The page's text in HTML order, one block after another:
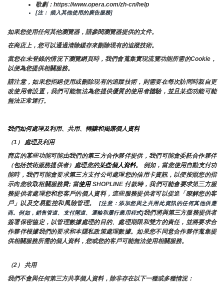
歌劇：https://www.opera.com/zh-cn/help
[注： 插入其他使用的廣告服務]
如果您使用任何其他瀏覽器，請參閱瀏覽器提供的文件。
在商店上，您可以通過清除緩存來刪除現有的追蹤技術。
當您在未登錄的情況下瀏覽網頁時，我們會蒐集實現流覽功能所需的Cookie，
以便為您提供相關服務。
請注意，如果您拒絕使用或刪除現有的追蹤技術，則需要在每次訪問時親自更
改使用者設置，我們可能無法為您提供優質的使用者體驗，並且某些功能可能
無法正常運行。
我們如何處理及利用、共用、轉讓和揭露個人資料
（1） 處理及利用
商店的某些功能可能由我們的第三方合作夥伴提供，我們可能會委託合作夥伴
（包括技術服務提供者）處理您的某些個人資料。 例如，當您使用自動支付功
能時，我們可能會要求第三方支付公司處理您的信用卡資訊，以便按照您的指
示向您收取相關服務費; 當使用 SHOPLINE 付款時，我們可能會要求第三方服
務提供者處理您和您客戶的個人資料，這些服務提供者可以促進「瞭解您的客
戶」以及交易監控和風險管理。
[注意：添加您與之共用此資訊的任何其他供應
商。例如，銷售管道、支付閘道、運輸和履行應用程式]我們將與第三方服務提供者
簽署保密協定，以管理數據處理的目的、處理期限和雙方的責任，並將要求合
作夥伴根據我們的要求和本隱私政策處理數據。如果您不同意合作夥伴蒐集提
供相關服務所需的個人資料，您或您的客戶可能無法使用相關服務。
（2） 共用
我們不會與任何第三方共享個人資料，除非存在以下一種或多種情況：